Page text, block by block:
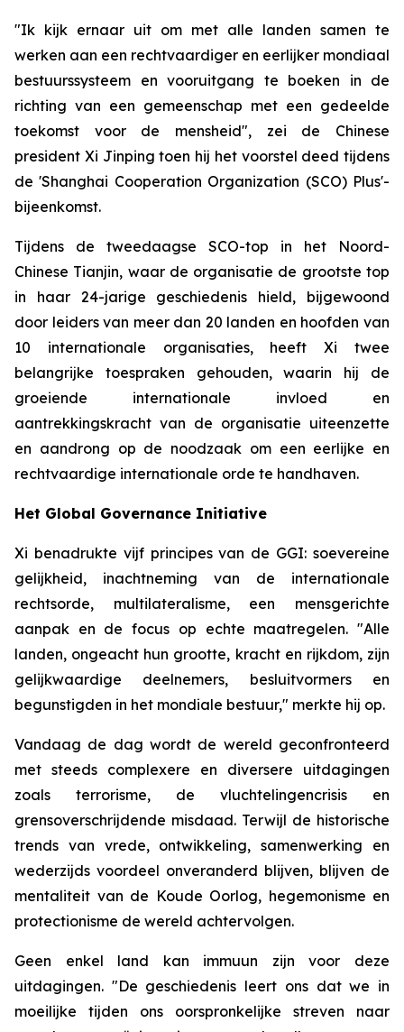
"Ik kijk ernaar uit om met alle landen samen te
werken aan een rechtvaardiger en eerlijker mondiaal
bestuurssysteem en vooruitgang te boeken in de
richting van een gemeenschap met een gedeelde
toekomst voor de mensheid", zei de Chinese
president Xi Jinping toen hij het voorstel deed tijdens
de 'Shanghai Cooperation Organization (SCO) Plus'-
bijeenkomst.
Tijdens de tweedaagse SCO-top in het Noord-
Chinese Tianjin, waar de organisatie de grootste top
in haar 24-jarige geschiedenis hield, bijgewoond
door leiders van meer dan 20 landen en hoofden van
10 internationale organisaties, heeft Xi twee
belangrijke toespraken gehouden, waarin hij de
groeiende internationale invloed en
aantrekkingskracht van de organisatie uiteenzette
en aandrong op de noodzaak om een eerlijke en
rechtvaardige internationale orde te handhaven.
Het Global Governance Initiative
Xi benadrukte vijf principes van de GGI: soevereine
gelijkheid, inachtneming van de internationale
rechtsorde, multilateralisme, een mensgerichte
aanpak en de focus op echte maatregelen. "Alle
landen, ongeacht hun grootte, kracht en rijkdom, zijn
gelijkwaardige deelnemers, besluitvormers en
begunstigden in het mondiale bestuur," merkte hij op.
Vandaag de dag wordt de wereld geconfronteerd
met steeds complexere en diversere uitdagingen
zoals terrorisme, de vluchtelingencrisis en
grensoverschrijdende misdaad. Terwijl de historische
trends van vrede, ontwikkeling, samenwerking en
wederzijds voordeel onveranderd blijven, blijven de
mentaliteit van de Koude Oorlog, hegemonisme en
protectionisme de wereld achtervolgen.
Geen enkel land kan immuun zijn voor deze
uitdagingen. "De geschiedenis leert ons dat we in
moeilijke tijden ons oorspronkelijke streven naar